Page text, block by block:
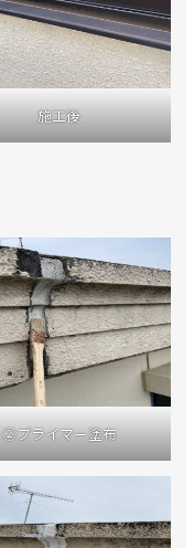
施工後
②プライマー塗布